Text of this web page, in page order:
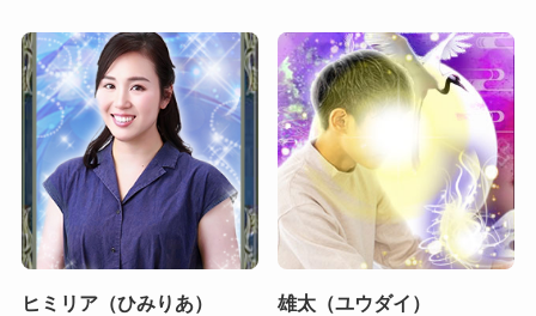
ヒミリア（ひみりあ） 雄太（ユウダイ）